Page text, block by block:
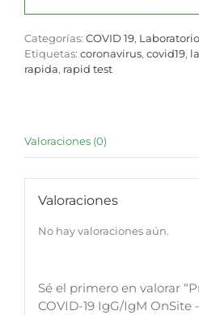
Categorías: COVID 19,
Etiquetas: coronavirus, covid19,
rapida, rapid test
Valoraciones (0)
Valoraciones
No hay valoraciones aún.
Sé el primero en valorar
COVID-19 IgG/IgM OnSite